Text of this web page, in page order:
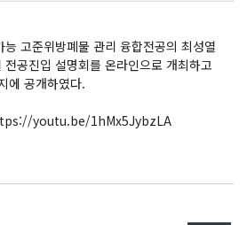
램 고준위방폐물 관리 융합전공의 최성열
공진입 설명회를 온라인으로 개최하고
에 공개하였다.
youtu.be/1hMx5JybzLA